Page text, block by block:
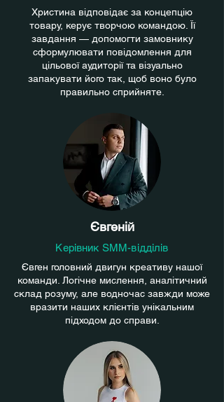
Христина відповідає за концепцію
товару, керує творчою командою. Її
завдання — допомогти замовнику
сформулювати повідомлення для
цільової аудиторії та візуально
запакувати його так, щоб воно було
правильно сприйняте.
Євгеній
Керівник SMM-відділів
Євген головний двигун креативу нашої
команди. Логічне мислення, аналітичний
склад розуму, але водночас завжди може
вразити наших клієнтів унікальним
підходом до справи.